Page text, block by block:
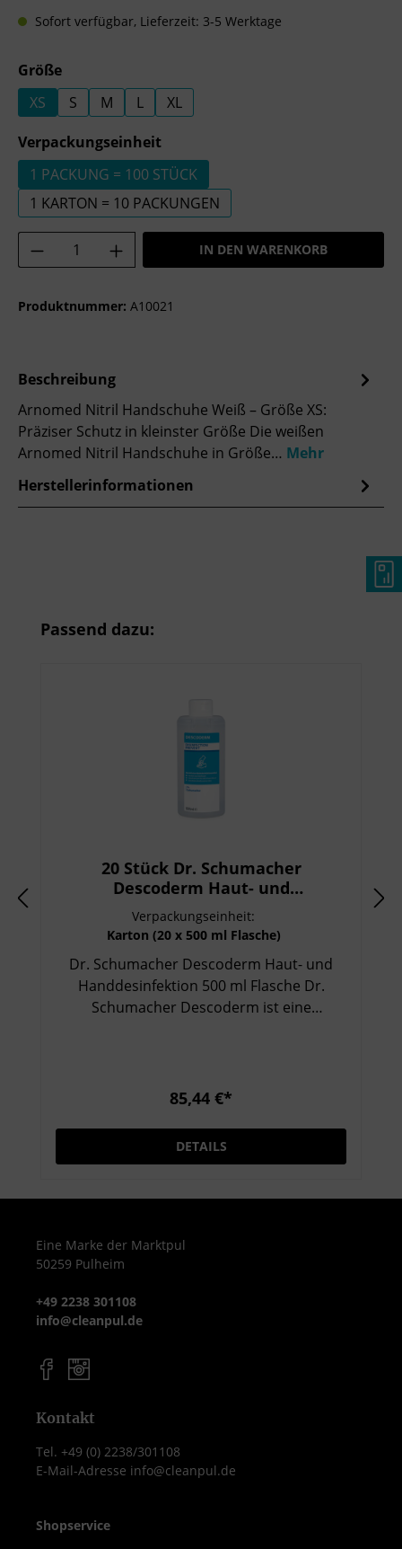
Sofort verfügbar, Lieferzeit: 3-5 Werktage
Größeauswählen
XS
S M L
XL
Verpackungseinheitauswählen
1 PACKUNG = 100 STÜCK
1 KARTON = 10 PACKUNGEN
Produkt Anzahl: Gib den gewünschten
IN DEN WARENKORB
Produktnummer: A10021
Beschreibung
Arnomed Nitril Handschuhe Weiß – Größe XS:
Präziser Schutz in kleinster Größe Die weißen
Arnomed Nitril Handschuhe in Größe… Mehr
Herstellerinformationen
Produktgalerie überspringen
Passend dazu:
20 Stück Dr. Schumacher
Descoderm Haut- und
Handdesinfektion 500 ml Flasche
Verpackungseinheit:
Karton (20 x 500 ml Flasche)
Dr. Schumacher Descoderm Haut- und
Handdesinfektion 500 ml Flasche Dr.
Schumacher Descoderm ist eine
der hautschonenden Rezeptur mit
in medizinischen und pflegerischen
handlich, nachfüllbar und perfekt für den
Inhalt: 500 ml Flasche Alkoholische
Desinfektionslösung für Hände und Haut
gelistet und gemäß EN 1500, EN 12791, EN
13727, EN 14476 geprüft Hautfreundlich
Angenehm im Geruch und schnell
Anwendungsbereiche Hygienische und
Einsatz in Kliniken, Arztpraxen,
Pflegeheimen und Laboren Geeignet für
Anwendungsbereiche Vorteile Hohe
85,44 €*
DETAILS
Eine Marke der Marktpul
50259 Pulheim
+49 2238 301108
info@cleanpul.de
Kontakt
Tel. +49 (0) 2238/301108
E-Mail-Adresse info@cleanpul.de
Shopservice